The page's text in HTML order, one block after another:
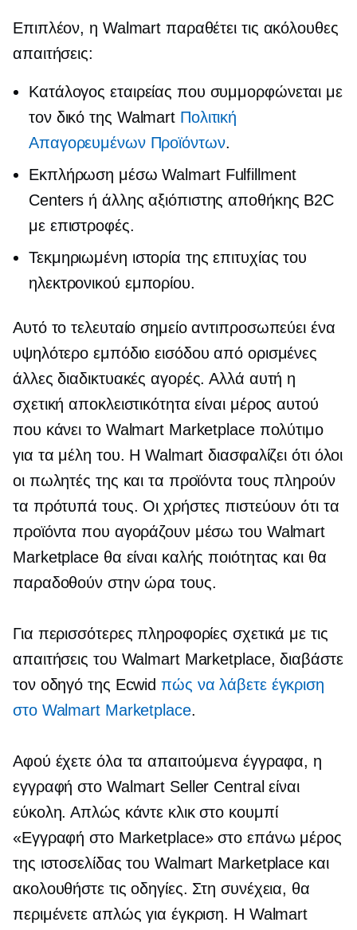
Επιπλέον, η Walmart παραθέτει τις ακόλουθες
απαιτήσεις:
Κατάλογος εταιρείας που συμμορφώνεται με
τον δικό της Walmart Πολιτική
Απαγορευμένων Προϊόντων.
Εκπλήρωση μέσω Walmart Fulfillment
Centers ή άλλης αξιόπιστης αποθήκης B2C
με επιστροφές.
Τεκμηριωμένη ιστορία της επιτυχίας του
ηλεκτρονικού εμπορίου.
Αυτό το τελευταίο σημείο αντιπροσωπεύει ένα
υψηλότερο εμπόδιο εισόδου από ορισμένες
άλλες διαδικτυακές αγορές. Αλλά αυτή η
σχετική αποκλειστικότητα είναι μέρος αυτού
που κάνει το Walmart Marketplace πολύτιμο
για τα μέλη του. Η Walmart διασφαλίζει ότι όλοι
οι πωλητές της και τα προϊόντα τους πληρούν
τα πρότυπά τους. Οι χρήστες πιστεύουν ότι τα
προϊόντα που αγοράζουν μέσω του Walmart
Marketplace θα είναι καλής ποιότητας και θα
παραδοθούν στην ώρα τους.
Για περισσότερες πληροφορίες σχετικά με τις
απαιτήσεις του Walmart Marketplace, διαβάστε
τον οδηγό της Ecwid πώς να λάβετε έγκριση
στο Walmart Marketplace.
Αφού έχετε όλα τα απαιτούμενα έγγραφα, η
εγγραφή στο Walmart Seller Central είναι
εύκολη. Απλώς κάντε κλικ στο κουμπί
«Εγγραφή στο Marketplace» στο επάνω μέρος
της ιστοσελίδας του Walmart Marketplace και
ακολουθήστε τις οδηγίες. Στη συνέχεια, θα
περιμένετε απλώς για έγκριση. Η Walmart